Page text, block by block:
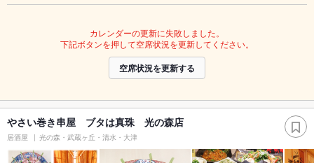
カレンダーの更新に失敗しました。
下記ボタンを押して空席状況を更新してください。
空席状況を更新する
やさい巻き串屋 ブタは真珠 光の森店
居酒屋 光の森・武蔵ヶ丘・清水・大津